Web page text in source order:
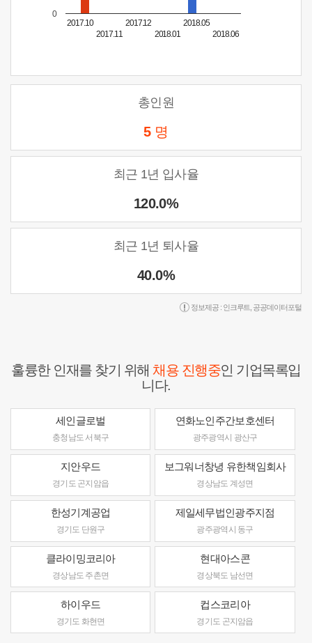
2017.10
2017.11
2017.12
2018.01
2018.05
2018.06
0
총인원
5 명
최근 1년 입사율
120.0%
최근 1년 퇴사율
40.0%
정보제공 : 인크루트 공공데이터포털
훌륭한 인재를 찾기 위해채용 진행중인 기업목록입
니다.
세인글로벌
충청남도 서북구
연화노인주간보호센터
광주광역시 광산구
지안우드
경기도 곤지암읍
보그워너창녕 유한책임회사
경상남도 계성면
한성기계공업
경기도 단원구
제일세무법인광주지점
광주광역시 동구
클라이밍코리아
경상남도 주촌면
현대아스콘
경상북도 남선면
하이우드
경기도 화현면
컵스코리아
경기도 곤지암읍